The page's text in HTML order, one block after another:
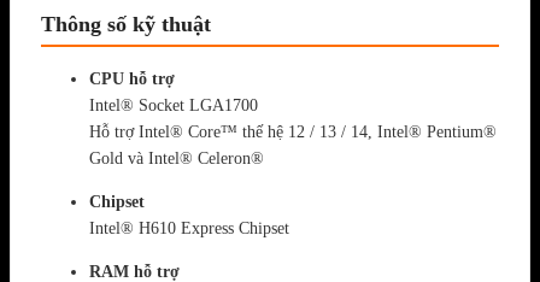
Thông số kỹ thuật
CPU hỗ trợ
Intel® Socket LGA1700
Hỗ trợ Intel® Core™ thế hệ 12 / 13 / 14, Intel® Pentium®
Gold và Intel® Celeron®
Chipset
Intel® H610 Express Chipset
RAM hỗ trợ